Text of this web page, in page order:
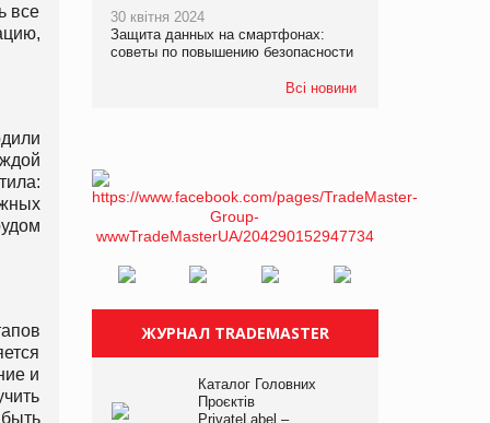
все
и
30 квітня 2024
Защита данных на смартфонах:
советы по повышению безопасности
Всі новини
ЖУРНАЛ TRADEMASTER
Каталог Головних
Проєктів
PrivateLabel –